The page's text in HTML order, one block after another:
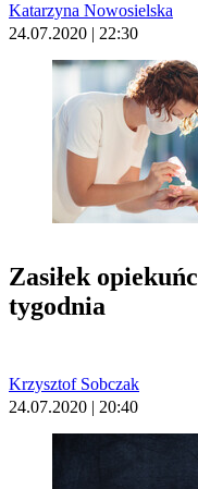
Katarzyna Nowosielska
24.07.2020 | 22:30
Zasiłek
tygodnia
Krzysztof Sobczak
24.07.2020 | 20:40